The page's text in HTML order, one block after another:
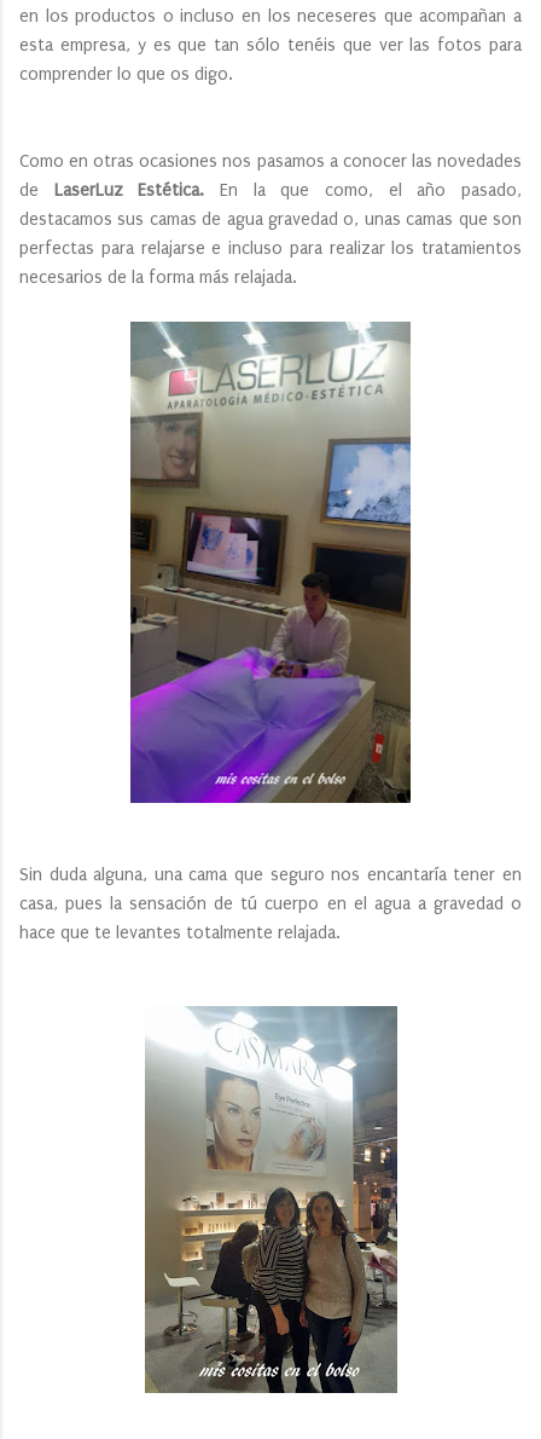
en los productos o incluso en los neceseres que acompañan a
esta empresa, y es que tan sólo tenéis que ver las fotos para
comprender lo que os digo.
Como en otras ocasiones nos pasamos a conocer las novedades
de LaserLuz Estética. En la que como, el año pasado,
destacamos sus camas de agua gravedad 0, unas camas que son
perfectas para relajarse e incluso para realizar los tratamientos
necesarios de la forma más relajada.
Sin duda alguna, una cama que seguro nos encantaría tener en
casa, pues la sensación de tú cuerpo en el agua a gravedad 0
hace que te levantes totalmente relajada.